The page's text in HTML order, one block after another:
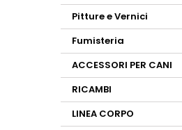
Pitture e Vernici
Fumisteria
ACCESSORI PER CANI
RICAMBI
LINEA CORPO